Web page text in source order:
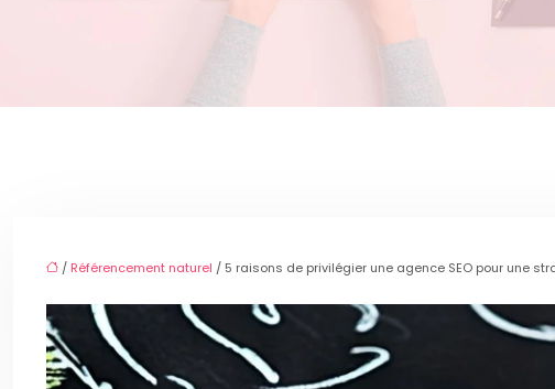
/ Référencement naturel / 5 raisons de privilégier une agence SEO pour une